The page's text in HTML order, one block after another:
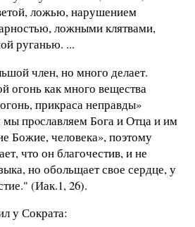
ложью, нарушением
ложными клятвами,
руганью. ...
член, но много делает.
огонь как много вещества
прикраса неправды»
прoславляем Бога и Отца и им
Божие, человека», поэтому
что он благочестив, и не
но обольщает свое сердце, у
(Иак.1, 26).
у Сократа: